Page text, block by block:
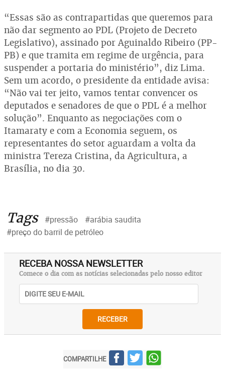
“Essas são as contrapartidas que queremos para
não dar segmento ao PDL (Projeto de Decreto
Legislativo), assinado por Aguinaldo Ribeiro (PP-
PB) e que tramita em regime de urgência, para
suspender a portaria do ministério”, diz Lima.
Sem um acordo, o presidente da entidade avisa:
“Não vai ter jeito, vamos tentar convencer os
deputados e senadores de que o PDL é a melhor
solução”. Enquanto as negociações com o
Itamaraty e com a Economia seguem, os
representantes do setor aguardam a volta da
ministra Tereza Cristina, da Agricultura, a
Brasília, no dia 30.
Tags #pressão
#arábia saudita
#preço do barril de petróleo
RECEBA NOSSA NEWSLETTER
Comece o dia com as notícias selecionadas pelo nosso editor
RECEBER
COMPARTILHE